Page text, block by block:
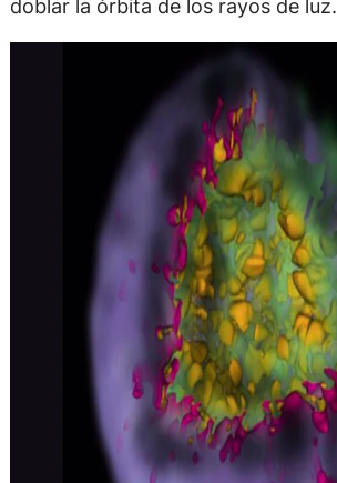
doblar la órbita de los rayos de luz.